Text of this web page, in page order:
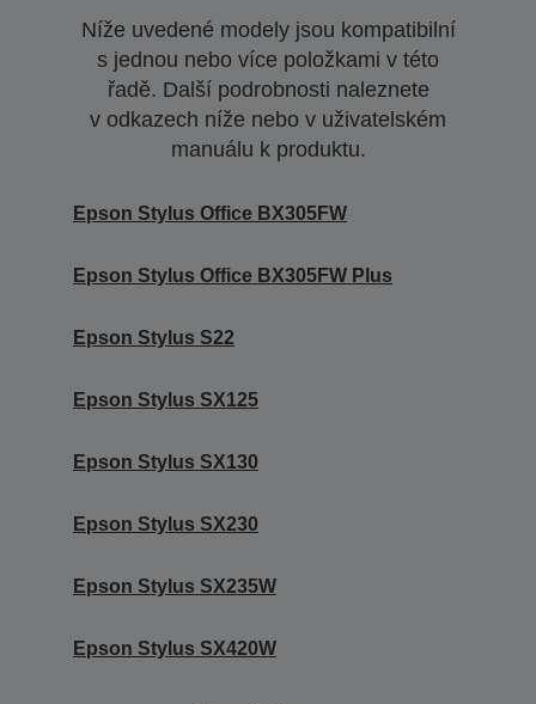
Níže uvedené modely jsou kompatibilní
s jednou nebo více položkami v této
řadě. Další podrobnosti naleznete
v odkazech níže nebo v uživatelském
manuálu k produktu.
Epson Stylus Office BX305FW
Epson Stylus Office BX305FW Plus
Epson Stylus S22
Epson Stylus SX125
Epson Stylus SX130
Epson Stylus SX230
Epson Stylus SX235W
Epson Stylus SX420W